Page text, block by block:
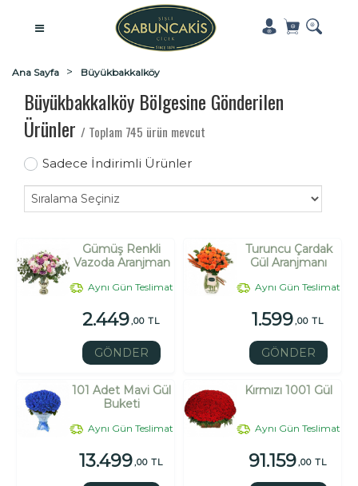
Ana Sayfa Büyükbakkalköy
Büyükbakkalköy Bölgesine Gönderilen
Ürünler / Toplam 745 ürün mevcut
Sadece İndirimli Ürünler
Gümüş Renkli
Vazoda Aranjman
Aynı Gün Teslimat
2.449,00 TL
GÖNDER
Turuncu Çardak
Gül Aranjmanı
Aynı Gün Teslimat
1.599,00 TL
GÖNDER
101 Adet Mavi Gül
Buketi
Aynı Gün Teslimat
13.499,00 TL
Kırmızı 1001 Gül
Aynı Gün Teslimat
91.159,00 TL